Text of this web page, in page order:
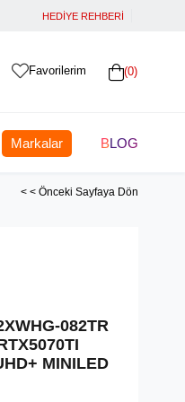
HEDİYE REHBERİ
0
Favorilerim
Markalar BLOG
< < Önceki Sayfaya Dön
082TR
MINILED